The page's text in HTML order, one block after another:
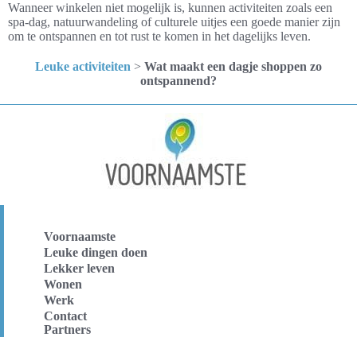
Wanneer winkelen niet mogelijk is, kunnen activiteiten zoals een
spa-dag, natuurwandeling of culturele uitjes een goede manier zijn
om te ontspannen en tot rust te komen in het dagelijks leven.
Leuke activiteiten > Wat maakt een dagje shoppen zo
ontspannend?
Voornaamste
Leuke dingen doen
Lekker leven
Wonen
Werk
Contact
Partners